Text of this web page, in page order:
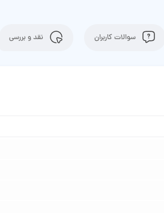
سوالات کاربران نقد و بررسی